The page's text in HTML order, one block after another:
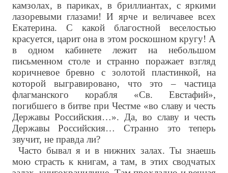
камзолах, в париках, в бриллиантах, с яркими
лазоревыми глазами! И ярче и величавее всех
Екатерина. С какой благостной веселостью
красуется, царит она в этом роскошном кругу! А
в одном кабинете лежит на небольшом
письменном столе и странно поражает взгляд
коричневое бревно с золотой пластинкой, на
которой выгравировано, что это – частица
флагманского корабля «Св. Евстафий»,
погибшего в битве при Честме «во славу и честь
Державы Российския…». Да, во славу и честь
Державы Российския… Странно это теперь
звучит, не правда ли?
Часто бывал я и в нижних залах. Ты знаешь
мою страсть к книгам, а там, в этих сводчатых